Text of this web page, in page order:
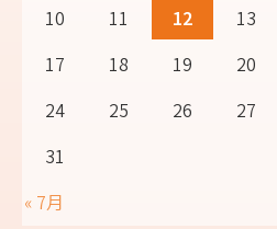
10
11 12 13
17
18 19 20
24
25 26 27
31
« 7月